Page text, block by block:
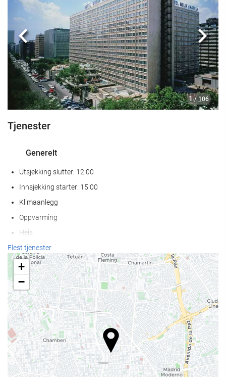
1 / 106
Forrige
Tjenester
Generelt
Utsjekking slutter: 12:00
Innsjekking starter: 15:00
Klimaanlegg
Oppvarming
Heis
Tilgjengelighet for personer med redusert bevegelighet
Rom for ikke-røykere
Røykfritt på hele overnattingsstedet
Lydisolerte rom
Kjæledyr ikke tillatt
Mat og Drikke
Restaurant
À la carte-restaurant
Flest tjenester
+
−